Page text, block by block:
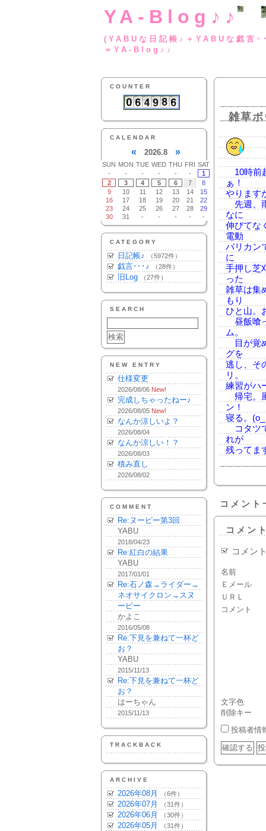
YA-Blog♪♪
(YABUな日記帳♪
＝YA-Blog♪♪
COUNTER
CALENDAR
« 2026.8 »
SUN MON TUE WED THU FRI SAT
-
- - - - -
1
2
3 4 5 6 7
8
9
10 11 12 13 14
15
16
17 18 19 20 21
22
23
24 25 26 27 28
29
30
31 - - - - -
CATEGORY
日記帳♪ （5972件）
戯言･･･♪ （28件）
旧Log （27件）
SEARCH
NEW ENTRY
仕様変更
2026/08/06 New!
完成しちゃったねー♪
2026/08/05 New!
なんか涼しいよ？
2026/08/04
なんか涼しい！？
2026/08/03
積み直し
2026/08/02
COMMENT
Re:ヌーピー第3回
YABU
2018/04/23
Re:紅白の結果
YABU
2017/01/01
Re:石ノ森→ライダー→
ネオサイクロン→スヌ
ーピー
かよこ
2016/05/08
Re:下見を兼ねて一杯ど
お？
YABU
2015/11/13
Re:下見を兼ねて一杯ど
お？
はーちゃん
2015/11/13
TRACKBACK
ARCHIVE
2026年08月 （6件）
2026年07月 （31件）
2026年06月 （30件）
2026年05月 （31件）
雑草
10時前
ぁ！
やります
先週、
なに
伸びてな
電動
バリカン
に
手押し芝
った
雑草は集
もり
ひと山。
昼飯喰
ム。
目が覚
グを
逃し、そ
リ。
練習がハ
帰宅。
ン！
寝る。
コタツ
れが
残ってま
コメント
コメン
コメン
名前
Ｅメール
ＵＲＬ
コメント
文字色
削除キー
投稿者情